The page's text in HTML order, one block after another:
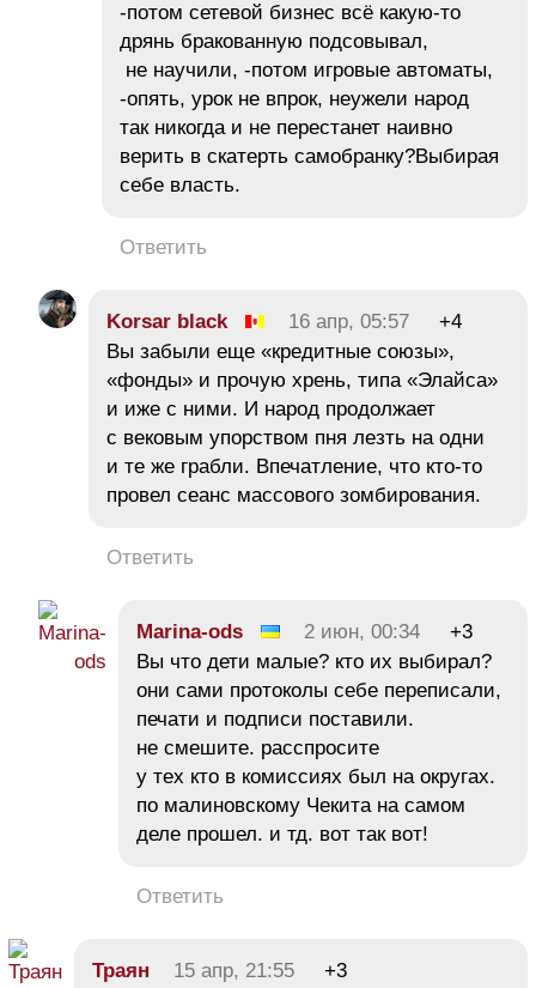
-потом сетевой бизнес всё какую-то
дрянь бракованную подсовывал,
не научили, -потом игровые автоматы,
-опять, урок не впрок, неужели народ
так никогда и не перестанет наивно
верить в скатерть самобранку?Выбирая
себе власть.
Ответить
Korsar black 16 апр, 05:57
+4
Вы забыли еще «кредитные союзы»,
«фонды» и прочую хрень, типа «Элайса»
и иже с ними. И народ продолжает
с вековым упорством пня лезть на одни
и те же грабли. Впечатление, что кто-то
провел сеанс массового зомбирования.
Ответить
Marina-ods 2 июн, 00:34
+3
Вы что дети малые? кто их выбирал?
они сами протоколы себе переписали,
печати и подписи поставили.
не смешите. расспросите
у тех кто в комиссиях был на округах.
по малиновскому Чекита на самом
деле прошел. и тд. вот так вот!
Ответить
Траян 15 апр, 21:55
+3